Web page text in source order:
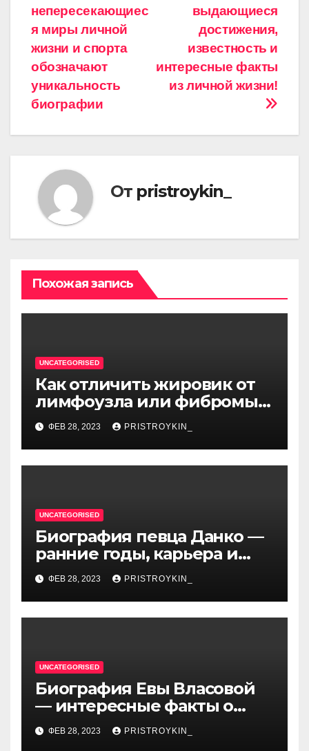
выдающиеся
достижения,
известность и
интересные факты
из личной жизни!
непересекающиес
я миры личной
жизни и спорта
обозначают
уникальность
биографии
От pristroykin_
Похожая запись
UNCATEGORISED
Как отличить жировик от
лимфоузла или фибромы
мягких тканей или
гемангиомы
ФЕВ 28, 2023 PRISTROYKIN_
UNCATEGORISED
Биография певца Данко —
ранние годы, карьера и
личная жизнь — все, что вы
хотели знать о
талантливом артисте
ФЕВ 28, 2023 PRISTROYKIN_
UNCATEGORISED
Биография Евы Власовой
— интересные факты о
личной жизни популярной
исполнительницы
ФЕВ 28, 2023 PRISTROYKIN_